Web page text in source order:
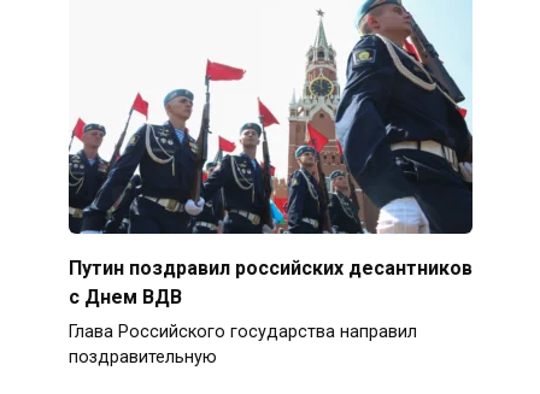
Путин поздравил российских десантников
с Днем ВДВ
Глава Российского государства направил
поздравительную